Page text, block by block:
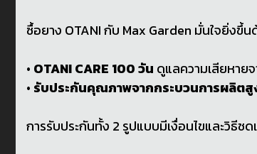
ซื้อยาง OTANI กับ Max Garden มั่นใจยิ่งขึ้
• OTANI CARE 100 วัน ดูแลความเสียหาย
• รับประกันคุณภาพจากกระบวนการผลิตสู
การรับประกันทั้ง 2 รูปแบบมีเงื่อนไขและวิธี